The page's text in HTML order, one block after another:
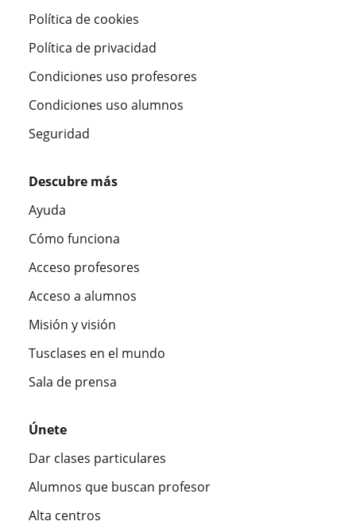
Política de cookies
Política de privacidad
Condiciones uso profesores
Condiciones uso alumnos
Seguridad
Descubre más
Ayuda
Cómo funciona
Acceso profesores
Acceso a alumnos
Misión y visión
Tusclases en el mundo
Sala de prensa
Únete
Dar clases particulares
Alumnos que buscan profesor
Alta centros